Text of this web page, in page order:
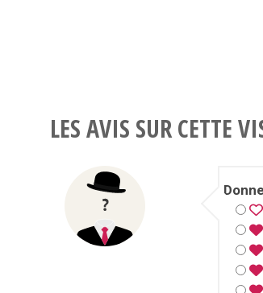
LES AVIS SUR CETTE